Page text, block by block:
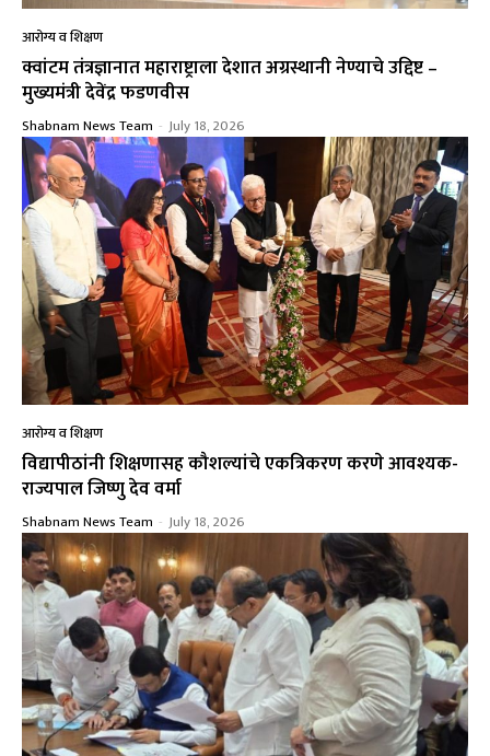
आरोग्य व शिक्षण
क्वांटम तंत्रज्ञानात महाराष्ट्राला देशात अग्रस्थानी नेण्याचे उद्दिष्ट –
मुख्यमंत्री देवेंद्र फडणवीस
Shabnam News Team - July 18, 2026
आरोग्य व शिक्षण
विद्यापीठांनी शिक्षणासह कौशल्यांचे एकत्रिकरण करणे आवश्यक-
राज्यपाल जिष्णु देव वर्मा
Shabnam News Team - July 18, 2026